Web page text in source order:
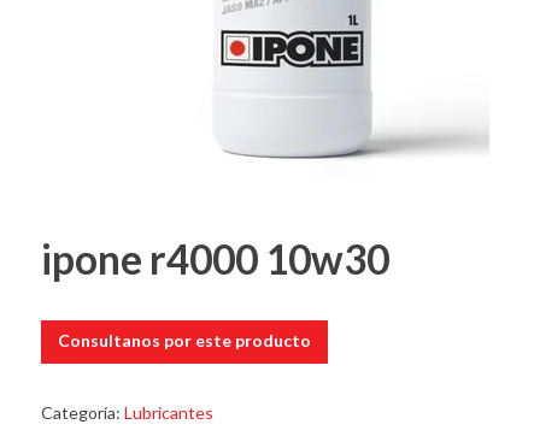
ipone r4000 10w30
Consultanos por este producto
Categoría: Lubricantes